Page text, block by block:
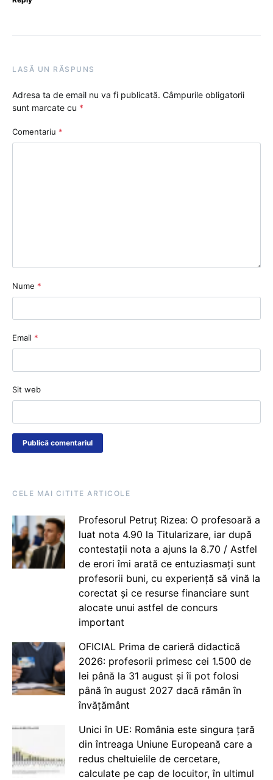
LASĂ UN RĂSPUNS
Adresa ta de email nu va fi publicată. Câmpurile obligatorii
sunt marcate cu *
Comentariu *
Nume *
Email *
Sit web
CELE MAI CITITE ARTICOLE
Profesorul Petruț Rizea: O profesoară a
luat nota 4.90 la Titularizare, iar după
contestații nota a ajuns la 8.70 / Astfel
de erori îmi arată ce entuziasmați sunt
profesorii buni, cu experiență să vină la
corectat și ce resurse financiare sunt
alocate unui astfel de concurs
important
OFICIAL Prima de carieră didactică
2026: profesorii primesc cei 1.500 de
lei până la 31 august și îi pot folosi
până în august 2027 dacă rămân în
învățământ
Unici în UE: România este singura țară
din întreaga Uniune Europeană care a
redus cheltuielile de cercetare,
calculate pe cap de locuitor, în ultimul